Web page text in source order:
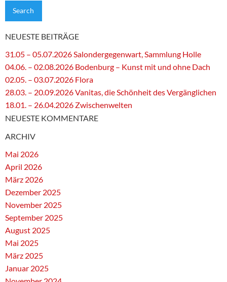
NEUESTE BEITRÄGE
31.05 – 05.07.2026 Salondergegenwart, Sammlung Holle
04.06. – 02.08.2026 Bodenburg – Kunst mit und ohne Dach
02.05. – 03.07.2026 Flora
28.03. – 20.09.2026 Vanitas, die Schönheit des Vergänglichen
18.01. – 26.04.2026 Zwischenwelten
NEUESTE KOMMENTARE
ARCHIV
Mai 2026
April 2026
März 2026
Dezember 2025
November 2025
September 2025
August 2025
Mai 2025
März 2025
Januar 2025